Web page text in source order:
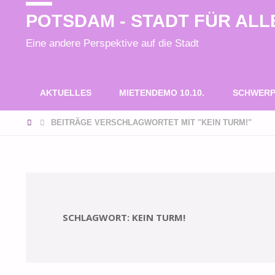
POTSDAM - STADT FÜR
Eine andere Perspektive auf die Stadt
Inhalt
AKTUELLES MIETENDEMO 10.10.
STARTBEITRÄGE VERSCHLAGWORTET MIT "KEIN TURM!"
SCHLAGWORT: KEIN TURM!